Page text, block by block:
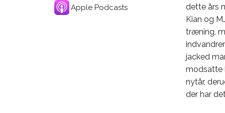
Apple Podcasts
dette års
Kian og
træning,
jacked
modsatte
nytår,
der har